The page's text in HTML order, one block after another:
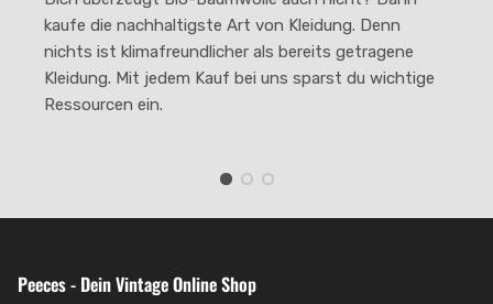
kaufe die nachhaltigste Art von Kleidung. Denn
nichts ist klimafreundlicher als bereits getragene
Kleidung. Mit jedem Kauf bei uns sparst du wichtige
Ressourcen ein.
Peeces - Dein Vintage Online Shop